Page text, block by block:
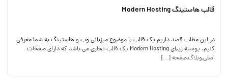
قالب هاستینگ Modern Hosting
در این مطلب قصد داریم یک قالب با موضوع میزبانی وب و هاستینگ به شما معرفی
کنیم. پوسته زیبای Modern Hosting یک قالب تجاری می باشد که دارای صفحات
اصلی,وبلاگ,صفحه […]